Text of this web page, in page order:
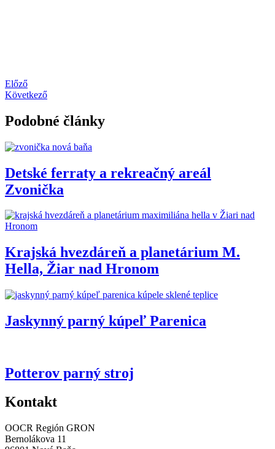
Előző
Következő
Podobné články
Detské ferraty a rekreačný areál
Zvonička
Krajská hvezdáreň a planetárium M.
Hella, Žiar nad Hronom
Jaskynný parný kúpeľ Parenica
Potterov parný stroj
Kontakt
OOCR Región GRON
Bernolákova 11